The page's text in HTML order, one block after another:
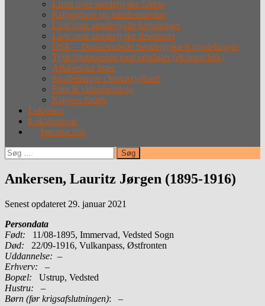
Lister over sønderjyske faldne
Krigergrave og mindesmærker
Liste over sønderjyske krigsfanger
Liste over sønderjyske desertører
DSK – Dansksindede Sønderjyske Krigsdeltagere
Tysk hjemmeside med tabslister (eksternt link)
Alfabetiske lister
Straffefanger i Sønderjylland
Film & videoforedrag
Krigens forløb
Leksikon
Lokalhistorie
Introduction
Søg
efter:
Ankersen, Lauritz Jørgen (1895-1916)
Senest opdateret 29. januar 2021
Persondata
Født: 11/08-1895, Immervad, Vedsted Sogn
Død: 22/09-1916, Vulkanpass, Østfronten
Uddannelse: –
Erhverv: –
Bopæl: Ustrup, Vedsted
Hustru: –
Børn (før krigsafslutningen): –